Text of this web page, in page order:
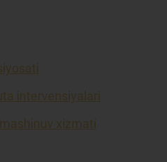
intervensiyalari
xizmati